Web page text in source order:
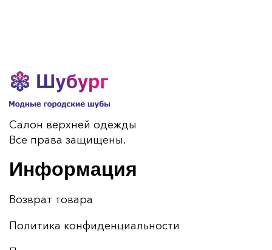
Салон верхней одежды
Все права защищены.
Информация
Возврат товара
Политика конфиденциальности